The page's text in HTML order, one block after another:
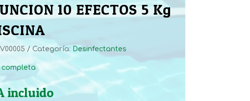
10 EFECTOS 5 Kg
Categoría: Desinfectantes
completa
incluido